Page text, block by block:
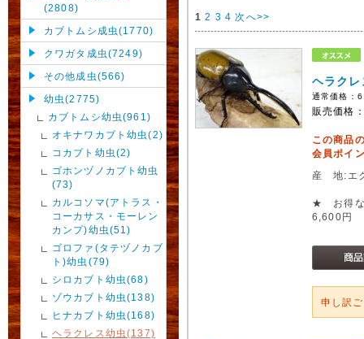
(2808)
カブトムシ成虫(1770)
クワガタ成虫(7249)
その他成虫(566)
幼虫(2775)
カブトムシ幼虫(961)
オキナワカブト幼虫(2)
コカブト幼虫(2)
ゴホンヅノカブト幼虫
(73)
カルコソマ(アトラス・
コーカサス・モーレン
カンプ)幼虫(51)
ゴロファ(タテヅノカブ
ト)幼虫(79)
シロカブト幼虫(68)
ゾウカブト幼虫(138)
ヒナカブト幼虫(168)
ヘラクレス幼虫(137)
1 2 3 4 次へ>>
ヘラク
通常価格：
販売価格
この商品
会員ポイ
産 地:エ
★ お得
6,600円
申し訳